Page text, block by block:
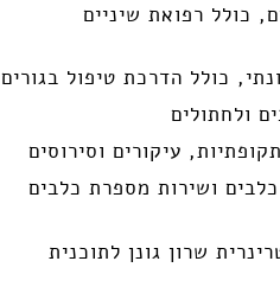
כולל רפואת שיניים
כולל הדרכת טיפול בגורים
ולחתולים
עיקורים וסירוסים
ושירות מספרת כלבים
שרון גונן לתוכנית